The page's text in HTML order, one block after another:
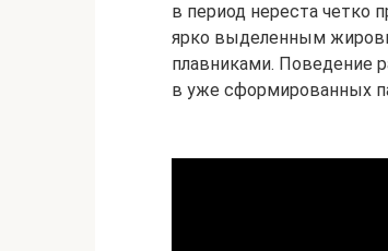
в период нереста четко
ярко выделенным
плавниками. Поведение
в уже сформированных